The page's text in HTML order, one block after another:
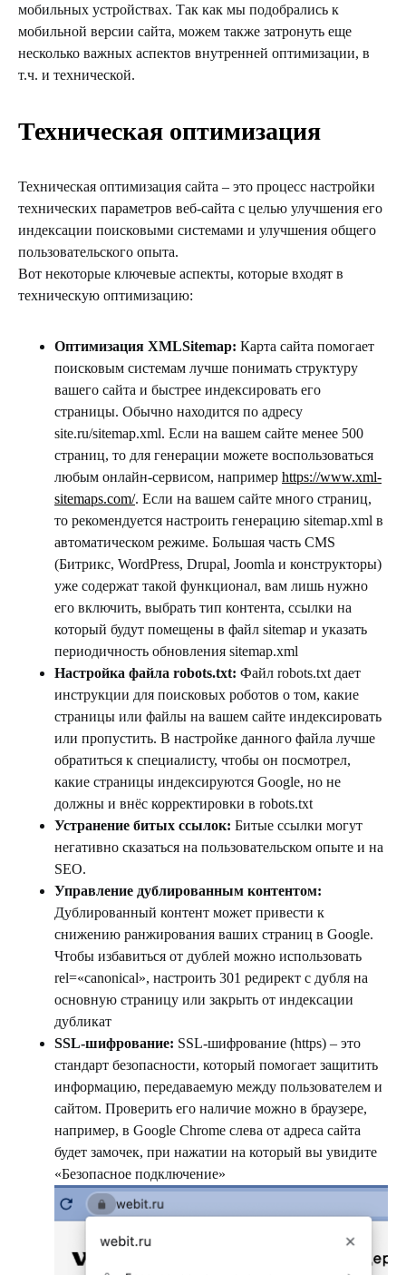
мобильных устройствах. Так как мы подобрались к
мобильной версии сайта, можем также затронуть еще
несколько важных аспектов внутренней оптимизации, в
т.ч. и технической.
Техническая оптимизация
Техническая оптимизация сайта – это процесс настройки
технических параметров веб-сайта с целью улучшения его
индексации поисковыми системами и улучшения общего
пользовательского опыта.
Вот некоторые ключевые аспекты, которые входят в
техническую оптимизацию:
Оптимизация XMLSitemap: Карта сайта помогает
поисковым системам лучше понимать структуру
вашего сайта и быстрее индексировать его
страницы. Обычно находится по адресу
site.ru/sitemap.xml. Если на вашем сайте менее 500
страниц, то для генерации можете воспользоваться
любым онлайн-сервисом, например https://www.xml-
sitemaps.com/. Если на вашем сайте много страниц,
то рекомендуется настроить генерацию sitemap.xml в
автоматическом режиме. Большая часть CMS
(Битрикс, WordPress, Drupal, Joomla и конструкторы)
уже содержат такой функционал, вам лишь нужно
его включить, выбрать тип контента, ссылки на
который будут помещены в файл sitemap и указать
периодичность обновления sitemap.xml
Настройка файла robots.txt: Файл robots.txt дает
инструкции для поисковых роботов о том, какие
страницы или файлы на вашем сайте индексировать
или пропустить. В настройке данного файла лучше
обратиться к специалисту, чтобы он посмотрел,
какие страницы индексируются Google, но не
должны и внёс корректировки в robots.txt
Устранение битых ссылок: Битые ссылки могут
негативно сказаться на пользовательском опыте и на
SEO.
Управление дублированным контентом:
Дублированный контент может привести к
снижению ранжирования ваших страниц в Google.
Чтобы избавиться от дублей можно использовать
rel=«canonical», настроить 301 редирект с дубля на
основную страницу или закрыть от индексации
дубликат
SSL-шифрование: SSL-шифрование (https) – это
стандарт безопасности, который помогает защитить
информацию, передаваемую между пользователем и
сайтом. Проверить его наличие можно в браузере,
например, в Google Chrome слева от адреса сайта
будет замочек, при нажатии на который вы увидите
«Безопасное подключение»